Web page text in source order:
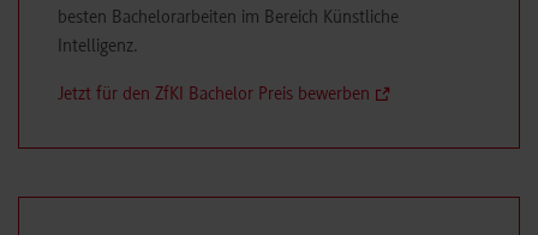
besten Bachelorarbeiten im Bereich Künstliche
Intelligenz.
Jetzt für den ZfKI Bachelor Preis bewerben